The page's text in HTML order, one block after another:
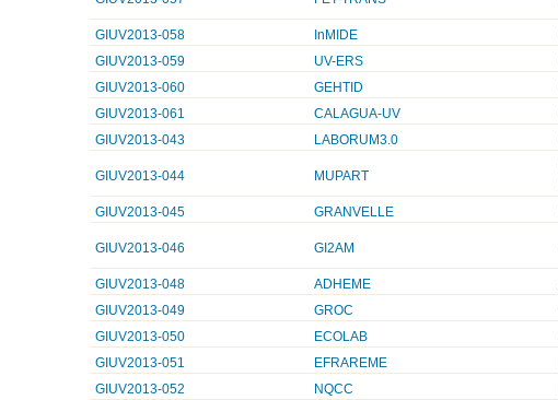
GIUV2013-058
InMIDE
GIUV2013-059
UV-ERS
GIUV2013-060
GEHTID
GIUV2013-061
CALAGUA-UV
GIUV2013-043
LABORUM3.0
GIUV2013-044 MUPART
GIUV2013-045 GRANVELLE
GIUV2013-046 GI2AM
GIUV2013-048
ADHEME
GIUV2013-049
GROC
GIUV2013-050
ECOLAB
GIUV2013-051
EFRAREME
GIUV2013-052
NQCC